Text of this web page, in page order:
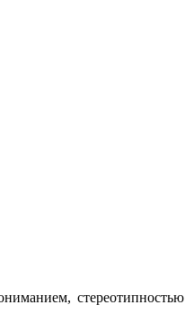
стереотипностью